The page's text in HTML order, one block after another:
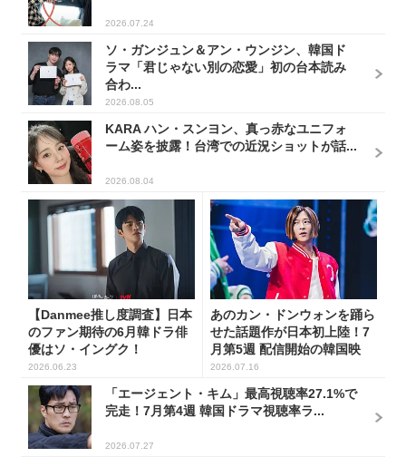
2026.07.24
ソ・ガンジュン＆アン・ウンジン、韓国ド
ラマ「君じゃない別の恋愛」初の台本読み
合わ...
2026.08.05
KARA ハン・スンヨン、真っ赤なユニフォ
ーム姿を披露！台湾での近況ショットが話...
2026.08.04
【Danmee推し度調査】日本
のファン期待の6月韓ドラ俳
優はソ・イングク！
2026.06.23
あのカン・ドンウォンを踊ら
せた話題作が日本初上陸！7
月第5週 配信開始の韓国映
画...
2026.07.16
「エージェント・キム」最高視聴率27.1%で
完走！7月第4週 韓国ドラマ視聴率ラ...
2026.07.27